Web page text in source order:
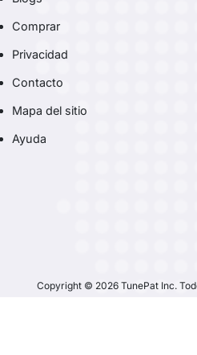
Comprar
Privacidad
Contacto
Mapa del sitio
Ayuda
Copyright © 2026 TunePat Inc.